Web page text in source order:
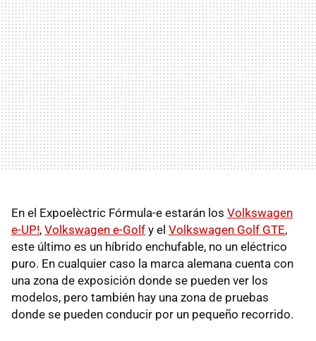
En el Expoelèctric Fórmula-e estarán los Volkswagen
e-UP!, Volkswagen e-Golf y el Volkswagen Golf GTE,
este último es un híbrido enchufable, no un eléctrico
puro. En cualquier caso la marca alemana cuenta con
una zona de exposición donde se pueden ver los
modelos, pero también hay una zona de pruebas
donde se pueden conducir por un pequeño recorrido.